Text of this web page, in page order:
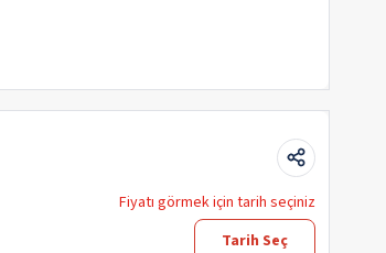
Fiyatı görmek için tarih seçiniz
Tarih Seç